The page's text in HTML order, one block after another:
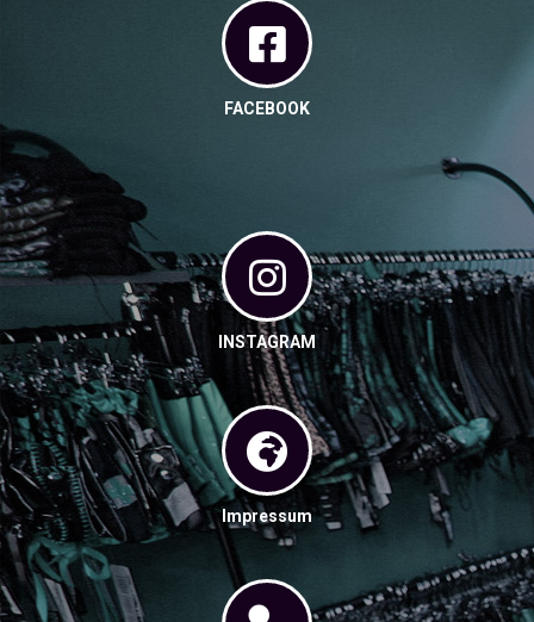
FACEBOOK
INSTAGRAM
Impressum